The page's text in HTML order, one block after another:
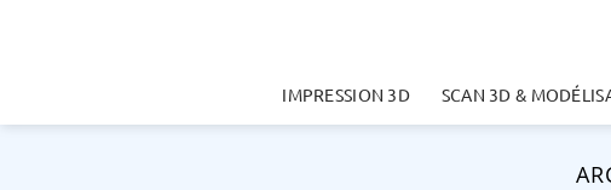
IMPRESSION 3D SCAN 3D &